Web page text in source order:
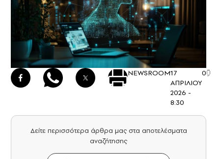
NEWSROOM17
ΑΠΡΙΛΙΟΥ
2026 -
8:30
0
Δείτε περισσότερα άρθρα μας στα αποτελέσματα
αναζήτησης